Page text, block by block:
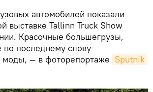
автомобилей показали
выставке Tallinn Truck Show
Красочные большегрузы,
последнему слову
моды, — в фоторепортаже Sputnik